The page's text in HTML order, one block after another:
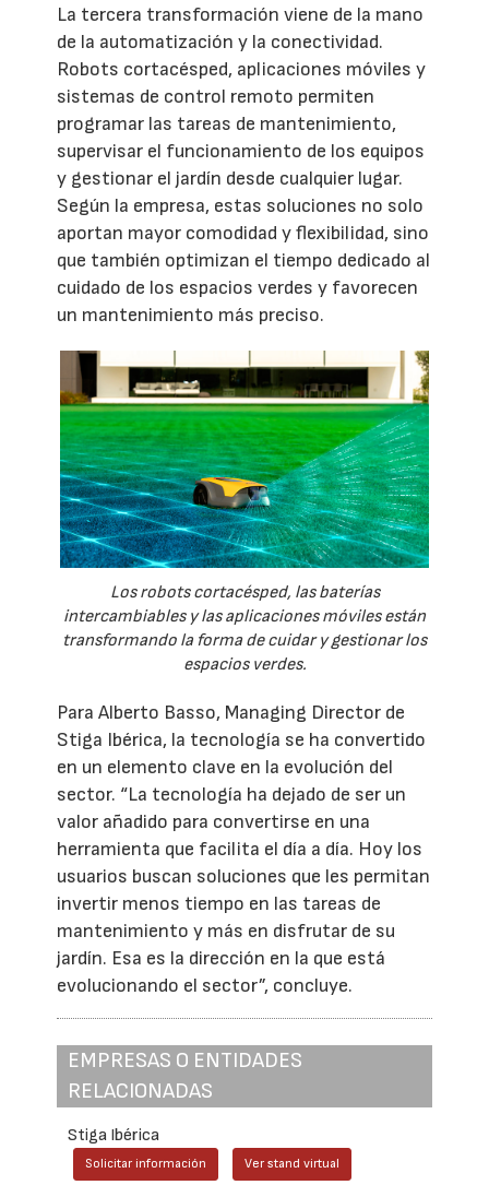
La tercera transformación viene de la mano
de la automatización y la conectividad.
Robots cortacésped, aplicaciones móviles y
sistemas de control remoto permiten
programar las tareas de mantenimiento,
supervisar el funcionamiento de los equipos
y gestionar el jardín desde cualquier lugar.
Según la empresa, estas soluciones no solo
aportan mayor comodidad y flexibilidad, sino
que también optimizan el tiempo dedicado al
cuidado de los espacios verdes y favorecen
un mantenimiento más preciso.
Los robots cortacésped, las baterías
intercambiables y las aplicaciones móviles están
transformando la forma de cuidar y gestionar los
espacios verdes.
Para Alberto Basso, Managing Director de
Stiga Ibérica, la tecnología se ha convertido
en un elemento clave en la evolución del
sector. “La tecnología ha dejado de ser un
valor añadido para convertirse en una
herramienta que facilita el día a día. Hoy los
usuarios buscan soluciones que les permitan
invertir menos tiempo en las tareas de
mantenimiento y más en disfrutar de su
jardín. Esa es la dirección en la que está
evolucionando el sector”, concluye.
EMPRESAS O ENTIDADES
RELACIONADAS
Stiga Ibérica
Solicitar información Ver stand virtual